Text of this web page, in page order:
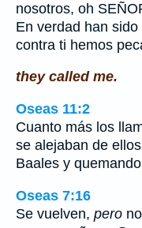
nosotros, oh
En verdad han
contra ti hemos
they called me.
Oseas 11:2
Cuanto más los
se alejaban de
Baales y
Oseas 7:16
Se vuelven, pero